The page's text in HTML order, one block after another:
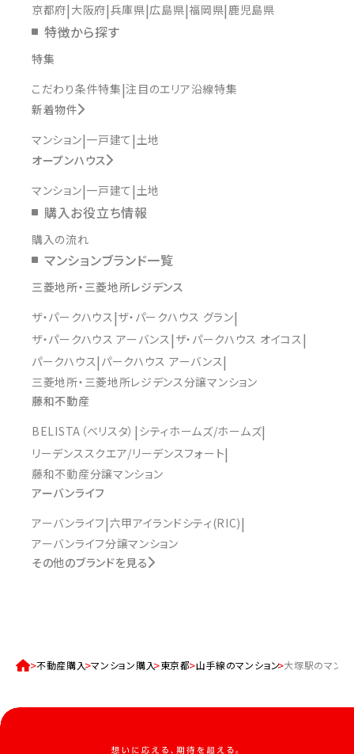
京都府 大阪府 兵庫県 広島県 福岡県 鹿児島県
特徴から探す
特集
こだわり条件特集 注目のエリア沿線特集
新着物件
マンション 一戸建て 土地
オープンハウス
マンション 一戸建て 土地
購入お役立ち情報
購入の流れ
マンションブランド一覧
三菱地所・三菱地所レジデンス
ザ・パークハウス ザ・パークハウス グラン
ザ・パークハウス アーバンス ザ・パークハウス オイコス
パークハウス パークハウス アーバンス
三菱地所・三菱地所レジデンス分譲マンション
藤和不動産
BELISTA（ベリスタ） シティホームズ/ホームズ
リーデンススクエア/リーデンスフォート
藤和不動産分譲マンション
アーバンライフ
アーバンライフ 六甲アイランドシティ(RIC)
アーバンライフ分譲マンション
その他のブランドを見る
不動産購入 マンション購入 東京都 山手線のマンション 大塚駅のマンシ